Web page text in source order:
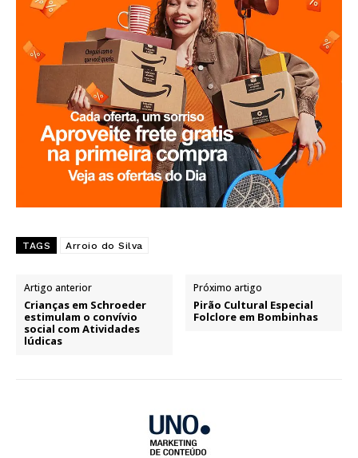
TAGS Arroio do Silva
Artigo anterior
Crianças em Schroeder
estimulam o convívio
social com Atividades
lúdicas
Próximo artigo
Pirão Cultural Especial
Folclore em Bombinhas